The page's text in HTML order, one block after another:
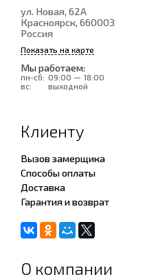
ул. Новая, 62А
Красноярск, 660003
Россия
Показать на карте
Мы работаем:
пн-сб: 09:00 — 18:00
вс:
выходной
Клиенту
Вызов замерщика
Способы оплаты
Доставка
Гарантия и возврат
О компании